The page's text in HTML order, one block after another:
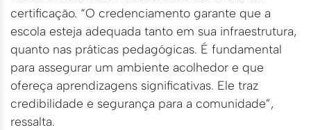
certificação. “O credenciamento garante que a
escola esteja adequada tanto em sua infraestrutura,
quanto nas práticas pedagógicas. É fundamental
para assegurar um ambiente acolhedor e que
ofereça aprendizagens significativas. Ele traz
credibilidade e segurança para a comunidade”,
ressalta.